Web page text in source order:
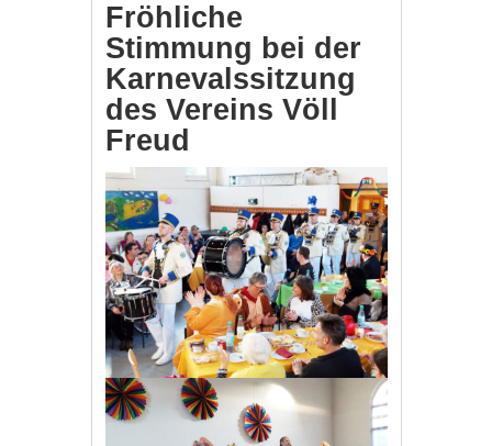
Fröhliche
Stimmung bei der
Karnevalssitzung
des Vereins Völl
Freud